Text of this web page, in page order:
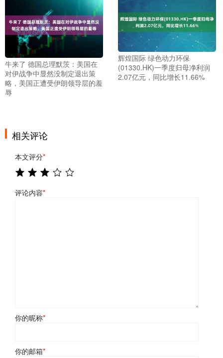
牛来了 德国总理默茨：美国在
对伊战争中显然没制定退出策
略，美国正遭受伊朗领导层的羞
辱
辉煌国际 绿色动力环保
(01330.HK)一季度归母净利润
2.07亿元，同比增长11.66%
相关评论
本文评分*
评论内容*
你的昵称*
你的邮箱*